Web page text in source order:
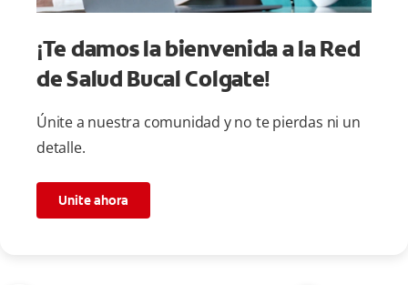
¡Te damos la bienvenida a la Red
de Salud Bucal Colgate!
Únite a nuestra comunidad y no te pierdas ni un
detalle.
Unite ahora